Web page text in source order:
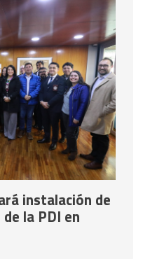
instalación de
la PDI en